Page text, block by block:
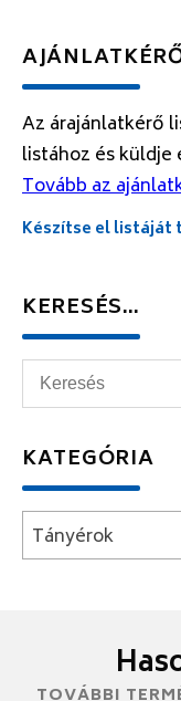
Az árajánlatkérő
listához és küldje
Tovább az
Készítse el
KERESÉS…
KATEGÓRIA
Tányérok